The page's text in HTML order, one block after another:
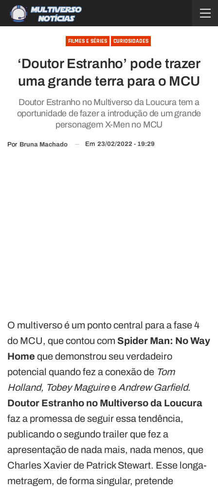
FILMES E SÉRIES CURIOSIDADES
‘Doutor Estranho’ pode trazer
uma grande terra para o MCU
Doutor Estranho no Multiverso da Loucura tem a
oportunidade de fazer a introdução de um grande
personagem X-Men no MCU
Por Bruna Machado Em 23/02/2022 - 19:29
O multiverso é um ponto central para a fase 4
do MCU, que contou com Spider Man: No Way
Home que demonstrou seu verdadeiro
potencial quando fez a conexão de Tom
Holland, Tobey Maguiree Andrew Garfield.
Doutor Estranho no Multiverso da Loucura
faz a promessa de seguir essa tendência,
publicando o segundo trailer que fez a
apresentação de nada mais, nada menos, que
Charles Xavier de Patrick Stewart. Esse longa-
metragem, de forma singular, pretende